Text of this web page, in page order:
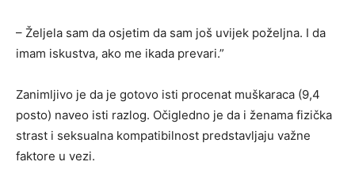
– Željela sam da osjetim da sam još uvijek poželjna. I da
imam iskustva, ako me ikada prevari.”
Zanimljivo je da je gotovo isti procenat muškaraca (9,4
posto) naveo isti razlog. Očigledno je da i ženama fizička
strast i seksualna kompatibilnost predstavljaju važne
faktore u vezi.